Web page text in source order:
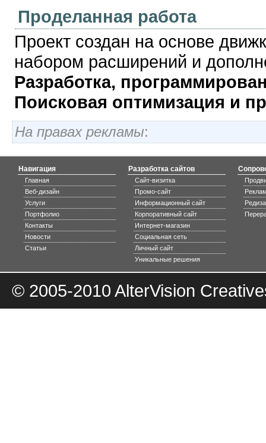
Проделанная работа
Проект создан на основе
набором расширений и
Разработка,
Поисковая оптимизация и
На правах рекламы:
Навигация
Главная
Веб-дизайн
Услуги
Портфолио
Контакты
Новости
Статьи
Разработка сайтов
Сайт-визитка
Промо-сайт
Информационный сайт
Корпоративный сайт
Интернет-магазин
Социальная сеть
Личный сайт
Уникальные решения
© 2005-2010 AlterVision